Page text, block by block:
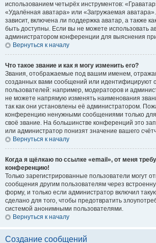
использованием четырёх инструментов:
«Удалённая аватара» или «Загружаемая
зависит, включена ли поддержка аватар, а также
быть доступны. Если вы не можете использовать
администратором конференции для выяснения
Вернуться к началу
Что такое звание и как я могу изменить его?
Звания, отображаемые под вашим именем,
созданных вами сообщений или идентифицируют
пользователей: например, модераторов и
не можете напрямую изменять наименования
так как они установлены её администратором.
конференцию ненужными сообщениями только для
своё звание. На большинстве конференций это
или администратор понизят значение вашего
Вернуться к началу
Когда я щёлкаю по ссылке «email», от меня
конференцию!
Только зарегистрированные пользователи могут
сообщения другим пользователям через
форму, и только если администратор включил
сделано для того, чтобы предотвратить
системой анонимными пользователями.
Вернуться к началу
Создание сообщений